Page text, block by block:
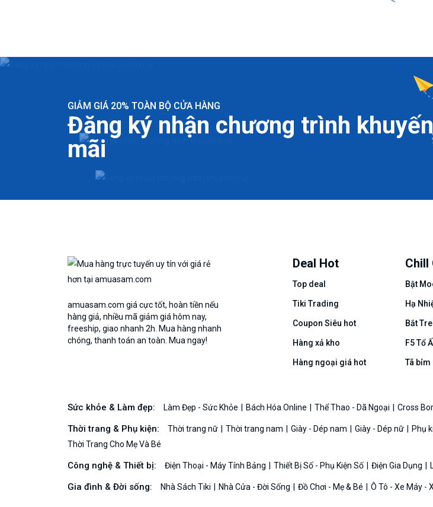
GIẢM GIÁ 20% TOÀN BỘ CỬA HÀNG
Đăng ký nhận chương trình khuyến
mãi
amuasam.com giá cực tốt, hoàn tiền nếu
hàng giả, nhiều mã giảm giá hôm nay,
freeship, giao nhanh 2h. Mua hàng nhanh
chóng, thanh toán an toàn. Mua ngay!
Deal Hot
Top deal
Tiki Trading
Coupon Siêu hot
Hàng xả kho
Hàng ngoại giá hot
Chill
Bật
Hạ
Bắt
F5 Tổ
Tã bỉm
Sức khỏe & Làm đẹp: Làm Đẹp - Sức Khỏe Bách Hóa Online Thể Thao - Dã Ngoại Cross
Thời trang & Phụ kiện: Thời trang nữ Thời trang nam Giày - Dép nam Giày - Dép nữ Phụ
Thời Trang Cho Mẹ Và Bé
Công nghệ & Thiết bị: Điện Thoại - Máy Tính Bảng Thiết Bị Số - Phụ Kiện Số Điện Gia Dụng
Gia đình & Đời sống: Nhà Sách Tiki Nhà Cửa - Đời Sống Đồ Chơi - Mẹ & Bé Ô Tô - Xe Máy -